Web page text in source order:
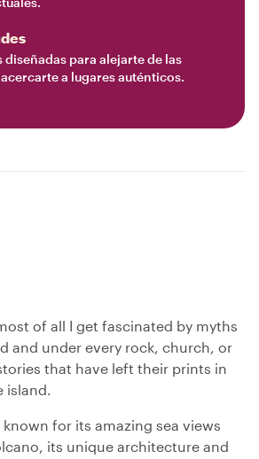
diseñadas para alejarte de las
a lugares auténticos.
of all I get fascinated by myths
and under every rock, church, or
that have left their prints in
for its amazing sea views
its unique architecture and